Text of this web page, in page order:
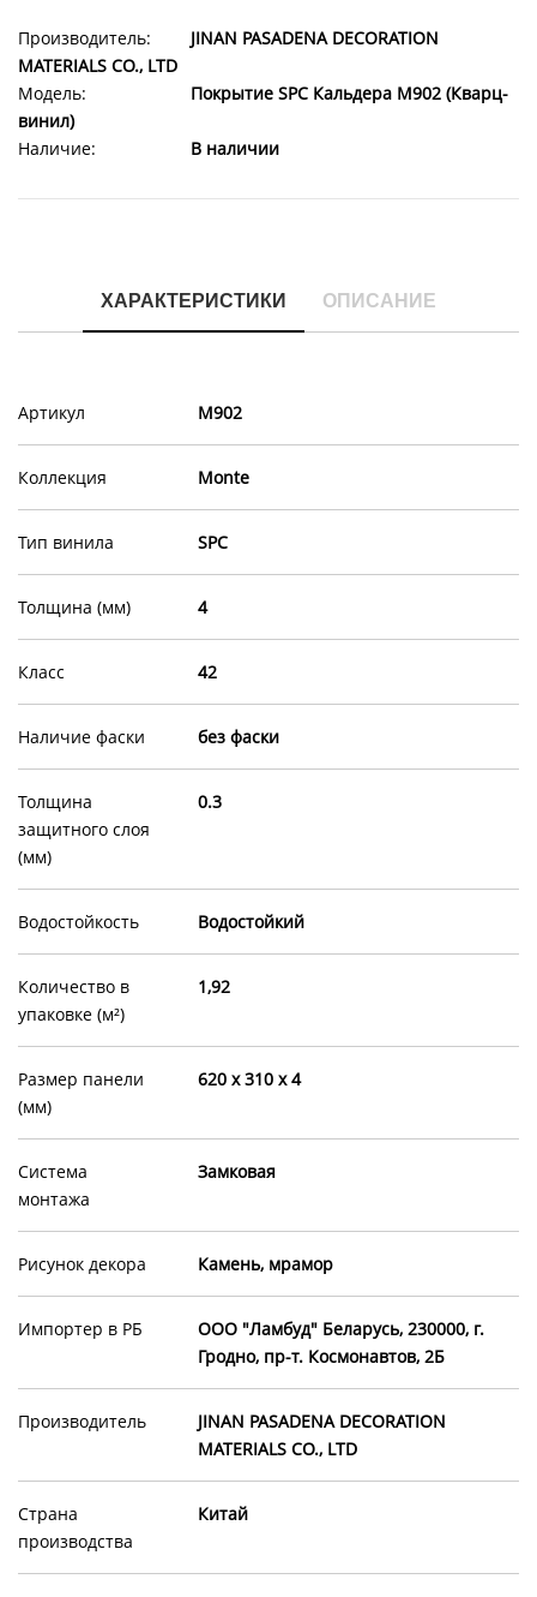
Производитель:
JINAN PASADENA DECORATION
MATERIALS CO., LTD
Модель:
Покрытие SPC Кальдера M902 (Кварц-
винил)
Наличие:
В наличии
ХАРАКТЕРИСТИКИ ОПИСАНИЕ
Артикул M902
Коллекция Monte
Тип винила SPC
Толщина (мм) 4
Класс 42
Наличие фаски без фаски
Толщина
защитного слоя
(мм)
0.3
Водостойкость Водостойкий
Количество в
упаковке (м²)
1,92
Размер панели
(мм)
620 x 310 x 4
Система
монтажа
Замковая
Рисунок декора Камень, мрамор
Импортер в РБ
OOO "Ламбуд" Беларусь, 230000, г.
Гродно, пр-т. Космонавтов, 2Б
Производитель
JINAN PASADENA DECORATION
MATERIALS CO., LTD
Страна
производства
Китай